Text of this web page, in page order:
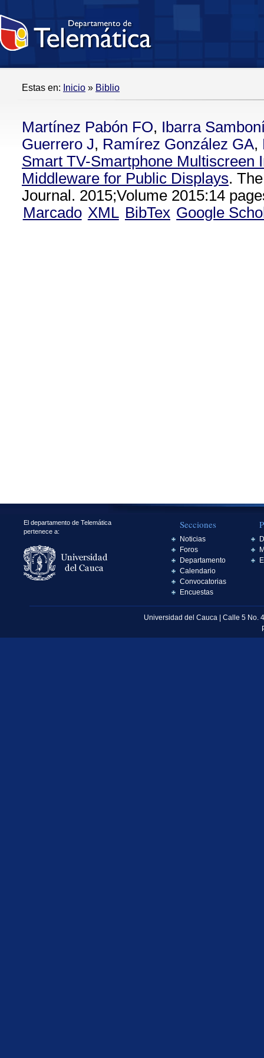
Estas en: Inicio » Biblio
Martínez Pabón FO, Ibarra
Guerrero J, Ramírez González GA,
Smart TV-Smartphone Multiscreen
Middleware for Public Displays.
Journal. 2015;Volume 2015:14
Marcado XML BibTex Google
El departamento de Telemática
pertenece a:
Secciones
Noticias
Foros
Departamento
Calendario
Convocatorias
Encuestas
Universidad del Cauca | Calle 5 No.